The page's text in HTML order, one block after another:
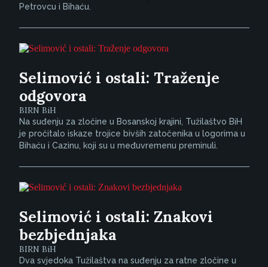
Petrovcu i Bihaću.
Selimović i ostali: Traženje
odgovora
BIRN BiH
Na suđenju za zločine u Bosanskoj krajini, Tužilaštvo BiH
je pročitalo iskaze trojice bivših zatočenika u logorima u
Bihaću i Cazinu, koji su u međuvremenu preminuli.
Selimović i ostali: Znakovi
bezbjednjaka
BIRN BiH
Dva svjedoka Tužilaštva na suđenju za ratne zločine u